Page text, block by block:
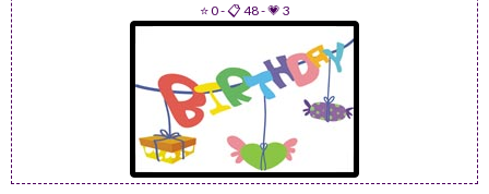
⭐ 0-📋 48-💗 3